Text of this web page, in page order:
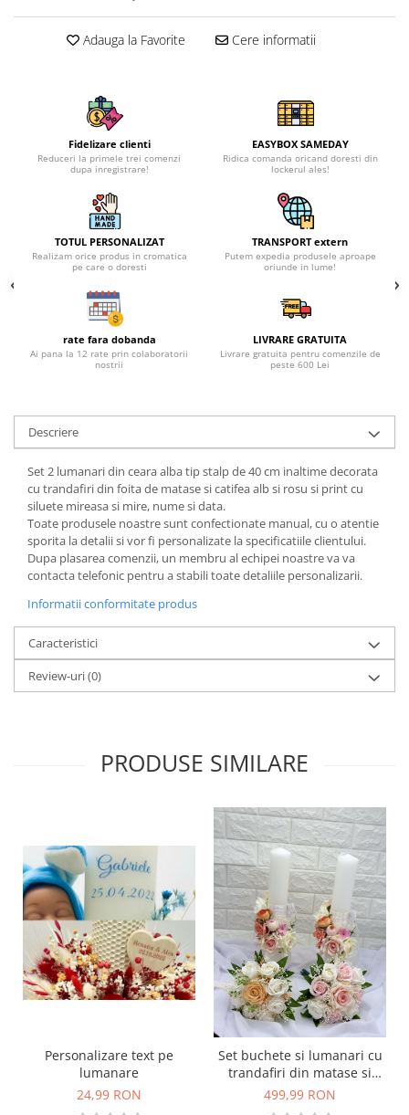
Adauga la Favorite Cere informatii
Fidelizare clienti
Reduceri la primele trei comenzi
dupa inregistrare!
EASYBOX SAMEDAY
Ridica comanda oricand doresti din
lockerul ales!
TOTUL PERSONALIZAT
Realizam orice produs in cromatica
pe care o doresti
TRANSPORT extern
Putem expedia produsele aproape
oriunde in lume!
rate fara dobanda
Ai pana la 12 rate prin colaboratorii
nostrii
LIVRARE GRATUITA
Livrare gratuita pentru comenzile de
peste 600 Lei
Descriere
Set 2 lumanari din ceara alba tip stalp de 40 cm inaltime decorata
cu trandafiri din foita de matase si catifea alb si rosu si print cu
siluete mireasa si mire, nume si data.
Toate produsele noastre sunt confectionate manual, cu o atentie
sporita la detalii si vor fi personalizate la specificatiile clientului.
Dupa plasarea comenzii, un membru al echipei noastre va va
contacta telefonic pentru a stabili toate detaliile personalizarii.
Informatii conformitate produs
Caracteristici
Review-uri(0)
PRODUSE SIMILARE
Personalizare text pe
lumanare
24,99 RON
Set buchete si lumanari cu
trandafiri din matase si
foita parfumata de sapun,
499,99 RON